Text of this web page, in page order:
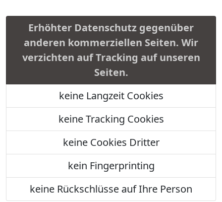
Erhöhter Datenschutz gegenüber
anderen kommerziellen Seiten. Wir
verzichten auf Tracking auf unseren
Seiten.
keine Langzeit Cookies
keine Tracking Cookies
keine Cookies Dritter
kein Fingerprinting
keine Rückschlüsse auf Ihre Person